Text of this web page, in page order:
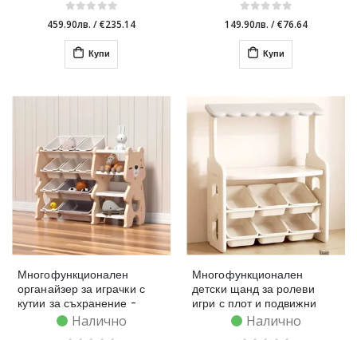
459.90лв. /€235.14
Купи
149.90лв. /€76.64
Купи
Многофункционален
органайзер за играчки с
кутии за съхранение -
розово мечеНалично
Многофункционален
детски щанд за ролеви
игри с плот и подвижни
кутии за съхранение, сив
Налично